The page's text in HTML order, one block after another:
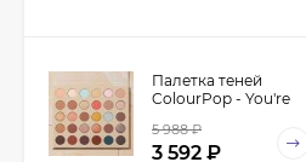
Палетка теней
ColourPop - You're
5 988₽
3 592 ₽